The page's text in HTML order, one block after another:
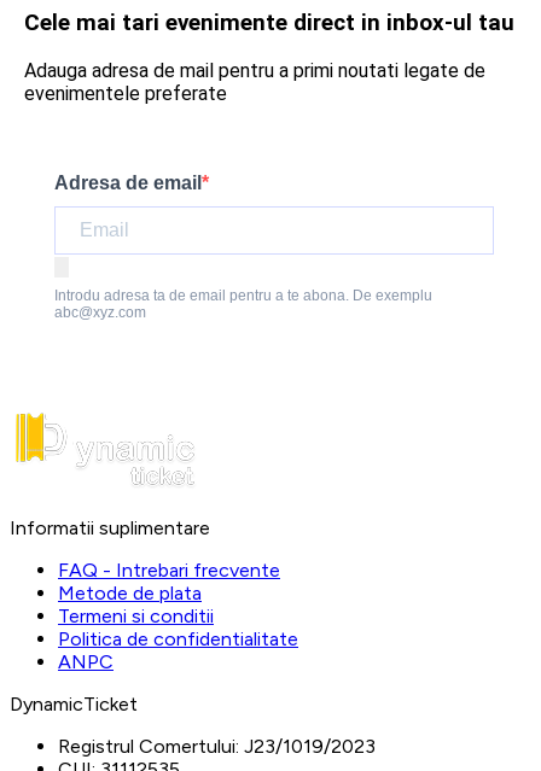
Cele mai tari evenimente direct in inbox-ul tau
Adauga adresa de mail pentru a primi noutati legate de
evenimentele preferate
Adresa de email
Introdu adresa ta de email pentru a te abona. De exemplu
abc@xyz.com
Informatii suplimentare
FAQ - Intrebari frecvente
Metode de plata
Termeni si conditii
Politica de confidentialitate
ANPC
DynamicTicket
Registrul Comertului: J23/1019/2023